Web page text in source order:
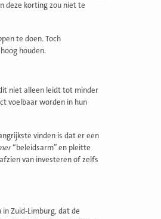
deze korting zou niet te
te doen. Toch
houden.
niet alleen leidt tot minder
voelbaar worden in hun
vinden is dat er een
“beleidsarm” en pleitte
van investeren of zelfs
Zuid-Limburg, dat de